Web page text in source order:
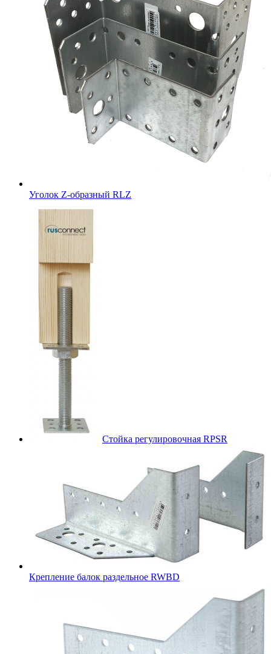
Уголок Z-образный RLZ
Стойка регулировочная RPSR
Крепление балок раздельное RWBD